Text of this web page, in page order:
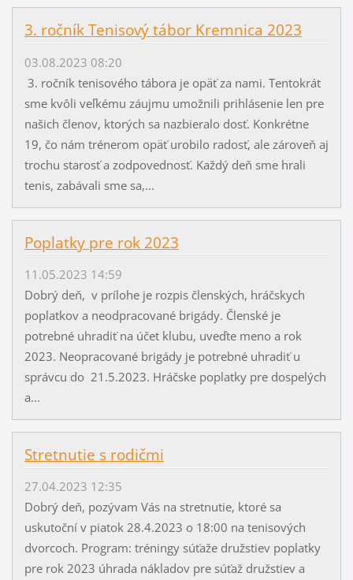
3. ročník Tenisový tábor Kremnica 2023
03.08.2023 08:20
3. ročník tenisového tábora je opäť za nami. Tentokrát
sme kvôli veľkému záujmu umožnili prihlásenie len pre
našich členov, ktorých sa nazbieralo dosť. Konkrétne
19, čo nám trénerom opäť urobilo radosť, ale zároveň aj
trochu starosť a zodpovednosť. Každý deň sme hrali
tenis, zabávali sme sa,...
Poplatky pre rok 2023
11.05.2023 14:59
Dobrý deň, v prílohe je rozpis členských, hráčskych
poplatkov a neodpracované brigády. Členské je
potrebné uhradiť na účet klubu, uveďte meno a rok
2023. Neopracované brigády je potrebné uhradiť u
správcu do 21.5.2023. Hráčske poplatky pre dospelých
a...
Stretnutie s rodičmi
27.04.2023 12:35
Dobrý deň, pozývam Vás na stretnutie, ktoré sa
uskutoční v piatok 28.4.2023 o 18:00 na tenisových
dvorcoch. Program: tréningy súťaže družstiev poplatky
pre rok 2023 úhrada nákladov pre súťaž družstiev a